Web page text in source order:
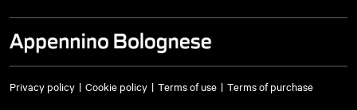
Privacy policy Cookie policy Terms of use
Terms of purchase